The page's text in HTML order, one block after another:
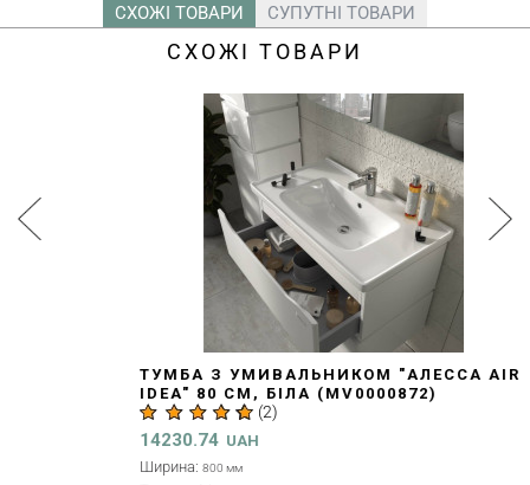
СХОЖІ ТОВАРИ СУПУТНІ ТОВАРИ
СХОЖІ ТОВАРИ
ТУМБА З УМИВАЛЬНИКОМ "АЛЕССА AIR
IDEA" 80 СМ, БІЛА (MV0000872)
(2)
14230.74 UAH
800 мм